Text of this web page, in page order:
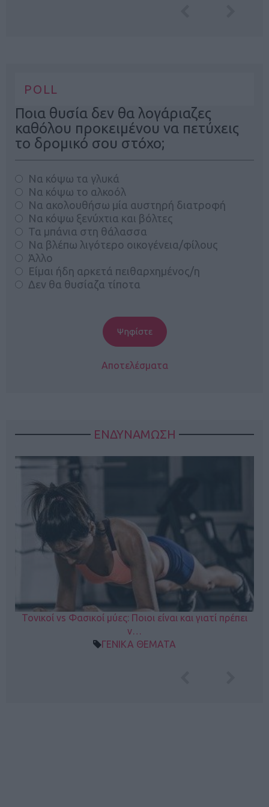
POLL
Ποια θυσία δεν θα λογάριαζες
καθόλου προκειμένου να πετύχεις
το δρομικό σου στόχο;
Να κόψω τα γλυκά
Να κόψω το αλκοόλ
Να ακολουθήσω μία αυστηρή διατροφή
Να κόψω ξενύχτια και βόλτες
Τα μπάνια στη θάλασσα
Να βλέπω λιγότερο οικογένεια/φίλους
Άλλο
Είμαι ήδη αρκετά πειθαρχημένος/η
Δεν θα θυσίαζα τίποτα
Αποτελέσματα
ΕΝΔΥΝΑΜΩΣΗ
Τονικοί vs Φασικοί μύες: Ποιοι είναι και γιατί πρέπει
ν…
ΓΕΝΙΚΑ ΘΕΜΑΤΑ